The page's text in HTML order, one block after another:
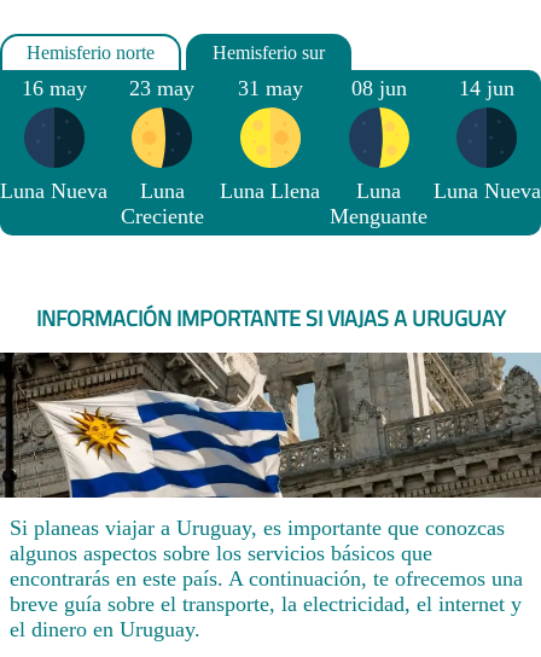
16 may
Luna Nueva
23 may
Luna
Creciente
31 may
Luna Llena
08 jun
Luna
Menguante
14 jun
Luna Nueva
INFORMACIÓN IMPORTANTE SI VIAJAS A URUGUAY
Si planeas viajar a Uruguay, es importante que conozcas
algunos aspectos sobre los servicios básicos que
encontrarás en este país. A continuación, te ofrecemos una
breve guía sobre el transporte, la electricidad, el internet y
el dinero en Uruguay.